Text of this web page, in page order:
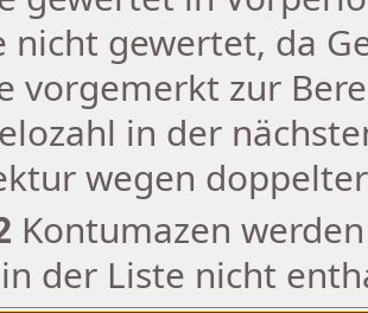
nicht gewertet, da
vorgemerkt zur
in der
wegen
Kontumazen
der Liste nicht